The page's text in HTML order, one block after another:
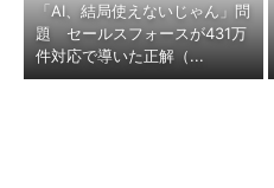
「AI、結局使えないじゃん」問
題 セールスフォースが431万
件対応で導いた正解（...